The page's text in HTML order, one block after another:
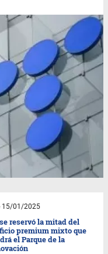
15/01/2025
reservó la mitad del
premium mixto que
el Parque de la